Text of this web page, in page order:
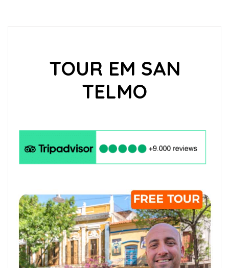
TOUR EM SAN
TELMO